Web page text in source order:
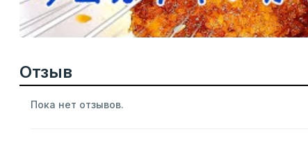
Отзыв
Пока нет отзывов.